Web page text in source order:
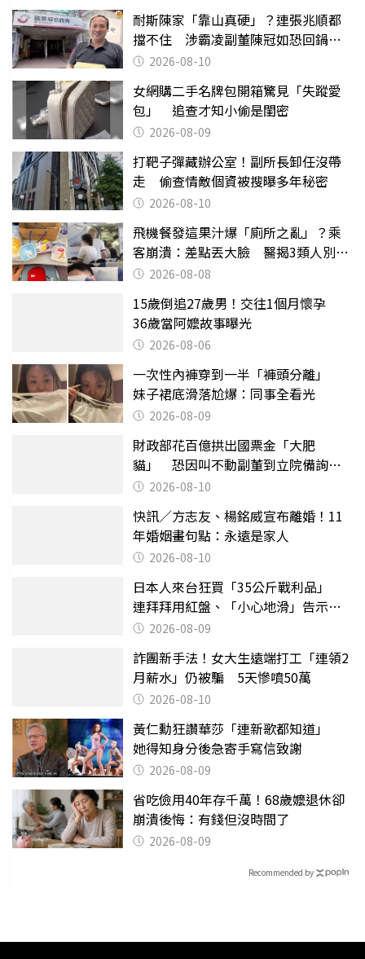
耐斯陳家「靠山真硬」？連張兆順都
擋不住 涉霸凌副董陳冠如恐回鍋國
票證2026-08-10
女網購二手名牌包開箱驚見「失蹤愛
包」 追查才知小偷是閨密
2026-08-09
打靶子彈藏辦公室！副所長卸任沒帶
走 偷查情敵個資被搜曝多年秘密
2026-08-10
飛機餐發這果汁爆「廁所之亂」？乘
客崩潰：差點丟大臉 醫揭3類人別亂
喝 2026-08-08
15歲倒追27歲男！交往1個月懷孕
36歲當阿嬤故事曝光
2026-08-06
一次性內褲穿到一半「褲頭分離」
妹子裙底滑落尬爆：同事全看光
2026-08-09
財政部花百億拱出國票金「大肥
貓」 恐因叫不動副董到立院備詢惹
議 2026-08-10
快訊／方志友、楊銘威宣布離婚！11
年婚姻畫句點：永遠是家人
2026-08-10
日本人來台狂買「35公斤戰利品」
連拜拜用紅盤、「小心地滑」告示牌
也帶回家
2026-08-09
詐團新手法！女大生遠端打工「連領2
月薪水」仍被騙 5天慘噴50萬
2026-08-10
黃仁勳狂讚華莎「連新歌都知道」
她得知身分後急寄手寫信致謝
2026-08-09
省吃儉用40年存千萬！68歲嬤退休卻
崩潰後悔：有錢但沒時間了
2026-08-09
Recommended by